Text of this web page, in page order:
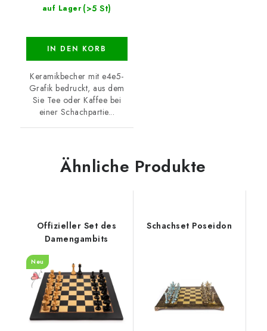
auf Lager (>5 St)
IN DEN KORB
Keramikbecher mit e4e5-
Grafik bedruckt, aus dem
Sie Tee oder Kaffee bei
einer Schachpartie...
Ähnliche Produkte
Offizieller Set des
Damengambits
Neu
Schachset Poseidon